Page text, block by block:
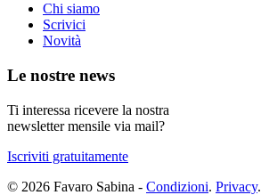
Chi siamo
Scrivici
Novità
Le nostre news
Ti interessa ricevere la nostra
newsletter mensile via mail?
Iscriviti gratuitamente
© 2026 Favaro Sabina - Condizioni. Privacy.